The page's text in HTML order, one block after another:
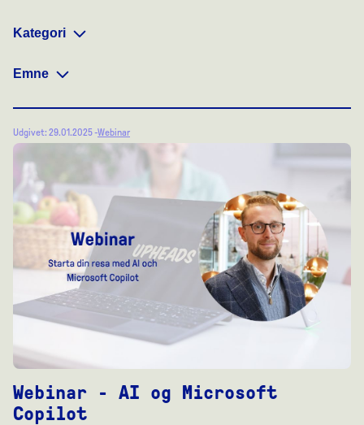
Kategori
Emne
Udgivet: 29.01.2025 -Webinar
Webinar - AI og Microsoft
Copilot